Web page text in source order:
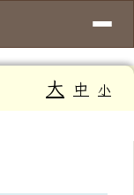
大 中 小